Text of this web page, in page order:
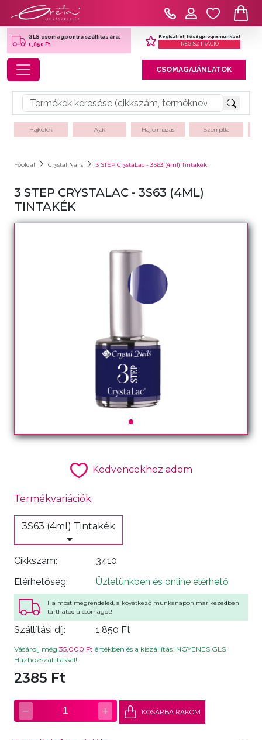
GLS csomagpontra szállítás ára:
1,850 Ft
Regisztrálj hűségprogramunkba!
REGISZTRÁCIÓ
Toggle navigation CSOMAGAJÁNLATOK
Hajkefék Ajak Hajformázás Szempilla
Főoldal Crystal Nails 3 STEP CrystaLac - 3S63 (4ml) Tintakék
3 STEP CRYSTALAC - 3S63 (4ML)
TINTAKÉK
Kedvencekhez adom
Termékvariációk:
3S63 (4ml) Tintakék
Cikkszám:
3410
Elérhetőség:
Üzletünkben és online elérhető
Ha most megrendeled, a következő munkanapon már kezedben
tarthatod a csomagot!
Szállítási díj: 1,850 Ft
Vásárolj még 35,000 Ft értékben és a kiszállítás INGYENES GLS
Házhozszállítással!
2385 Ft
− 1 + KOSÁRBA RAKOM